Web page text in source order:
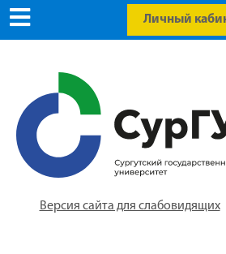
Личный
Версия сайта для слабовидящих